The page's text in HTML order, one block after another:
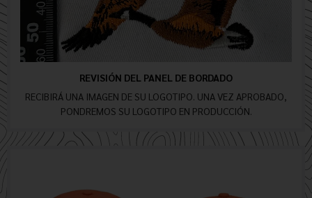
REVISIÓN DEL PANEL DE BORDADO
RECIBIRÁ UNA IMAGEN DE SU LOGOTIPO. UNA VEZ APROBADO,
PONDREMOS SU LOGOTIPO EN PRODUCCIÓN.